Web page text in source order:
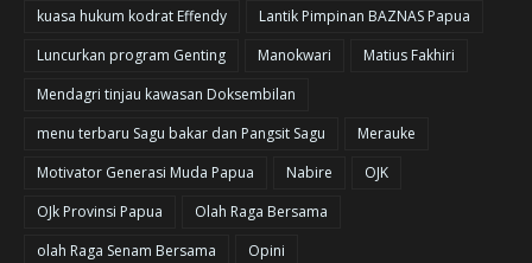
kuasa hukum kodrat Effendy
Lantik Pimpinan BAZNAS Papua
Luncurkan program Genting
Manokwari
Matius Fakhiri
Mendagri tinjau kawasan Doksembilan
menu terbaru Sagu bakar dan Pangsit Sagu
Merauke
Motivator Generasi Muda Papua
Nabire
OJK
OJk Provinsi Papua
Olah Raga Bersama
olah Raga Senam Bersama
Opini